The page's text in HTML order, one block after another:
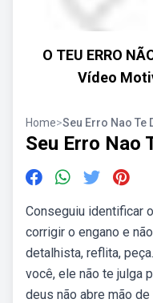
O TEU ERRO
Vídeo
Home>Seu Erro Nao Te
Seu Erro Nao
Conseguiu identificar
corrigir o engano e
detalhista, reflita,
você, ele não te julga
deus não abre mão